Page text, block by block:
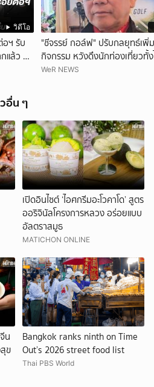
วิดีโอ
อฯ รับ
ล้ว ขอ
"ชีจรรย์ กอล์ฟ" ปรับกลยุทธ์เพิ่ม
กิจกรรม หวังดึงนักท่องเที่ยวทั้
ต่างชาติ
WeR NEWS
อื่น ๆ
เปิดอินไซต์ ‘ไอศกรีมอะโวคาโด’ สูตร
ออริจินัลโครงการหลวง อร่อยแบบ
อัลตราสมูธ
MATICHON ONLINE
น
ข
Bangkok ranks ninth on Time
Out’s 2026 street food list
Thai PBS World